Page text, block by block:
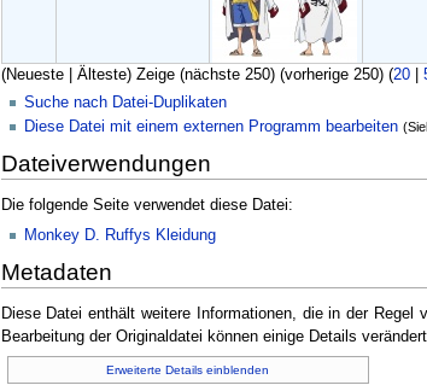
(Neueste | Älteste) Zeige (nächste 250) (vorherige 250) (20|
Suche nach Datei-Duplikaten
Diese Datei mit einem externen Programm bearbeiten
Dateiverwendungen
Die folgende Seite verwendet diese Datei:
Monkey D. Ruffys Kleidung
Metadaten
Diese Datei enthält weitere Informationen, die in der
Bearbeitung der Originaldatei können einige Details
Erweiterte Details einblenden